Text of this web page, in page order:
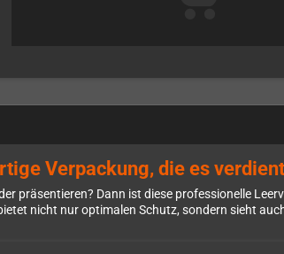
Verpackung, die es
präsentieren? Dann ist diese professionelle
nicht nur optimalen Schutz, sondern sieht